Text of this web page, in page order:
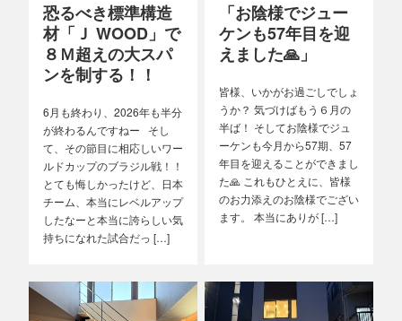
恐るべき標準構造
材「Ｊ WOOD」で
８Ｍ超えの大スパ
ンを制する！！
6月も終わり、2026年も半分
が終わるんですねー そし
て、その節目に相応しいワー
ルドカップのブラジル戦！！
とても悔しかったけど、日本
チーム、本当にレベルアップ
したなーと本当に誇らしい気
持ちになれた試合だっ […]
「お陰様でジュー
ケンも57年目を迎
えました🙏」
皆様、いかがお過ごしでしょ
うか？ 気づけばもう６月の
半ば！ そしてお陰様でジュ
ーケンも今月から57期、57
年目を迎えることができまし
た🙏 これもひとえに、皆様
のお力添えのお陰様でござい
ます。 本当にありが […]